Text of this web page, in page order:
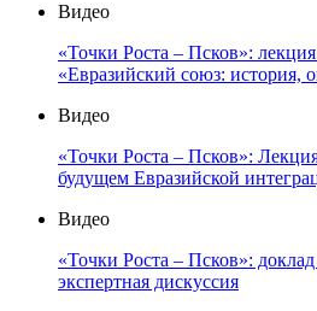
Видео
«Точки Роста – Псков»:
«Евразийский союз: история,
Видео
«Точки Роста – Псков»:
будущем Евразийской
Видео
«Точки Роста – Псков»:
экспертная дискуссия